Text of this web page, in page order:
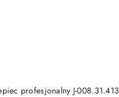
profesjonalny J-008.31.413